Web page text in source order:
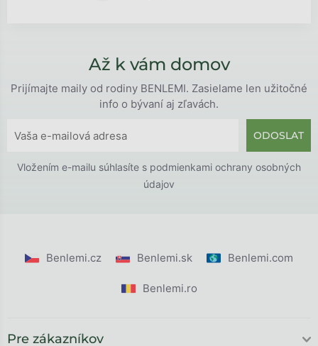
Až k vám domov
Prijímajte maily od rodiny BENLEMI. Zasielame len užitočné
info o bývaní aj zľavách.
ODOSLAT
Vložením e-mailu súhlasíte s podmienkami ochrany osobných
údajov
Benlemi.cz Benlemi.sk Benlemi.com
Benlemi.ro
Pre zákazníkov